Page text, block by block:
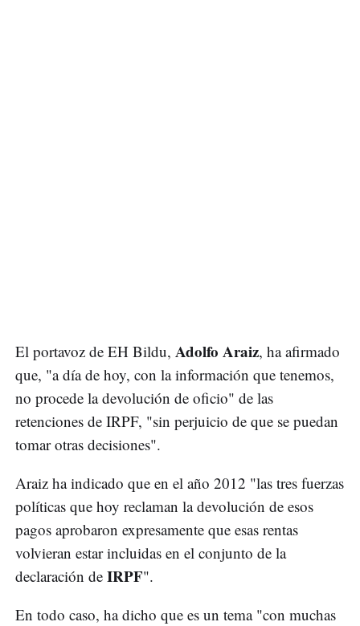
El portavoz de EH Bildu, Adolfo Araiz, ha afirmado
que, "a día de hoy, con la información que tenemos,
no procede la devolución de oficio" de las
retenciones de IRPF, "sin perjuicio de que se puedan
tomar otras decisiones".
Araiz ha indicado que en el año 2012 "las tres fuerzas
políticas que hoy reclaman la devolución de esos
pagos aprobaron expresamente que esas rentas
volvieran estar incluidas en el conjunto de la
declaración de IRPF".
En todo caso, ha dicho que es un tema "con muchas